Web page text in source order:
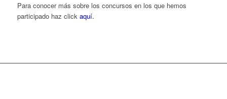
Para conocer más sobre los concursos en los que hemos
participado haz click aquí.